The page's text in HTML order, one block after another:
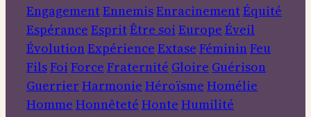
EngagementEnnemisEnracinementÉquité
Espérance EspritÊtre soi Europe Éveil
ÉvolutionExpérience Extase FémininFeu
FilsFoi Force Fraternité Gloire Guérison
Guerrier Harmonie Héroïsme Homélie
Homme Honnêteté Honte Humilité